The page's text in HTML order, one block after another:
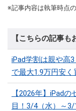
※記事内容は執筆時点
【こちらの記事も
iPad学割は親や高
で最大1.9万円安く
【2026年】iPad
目！3/4（水）～